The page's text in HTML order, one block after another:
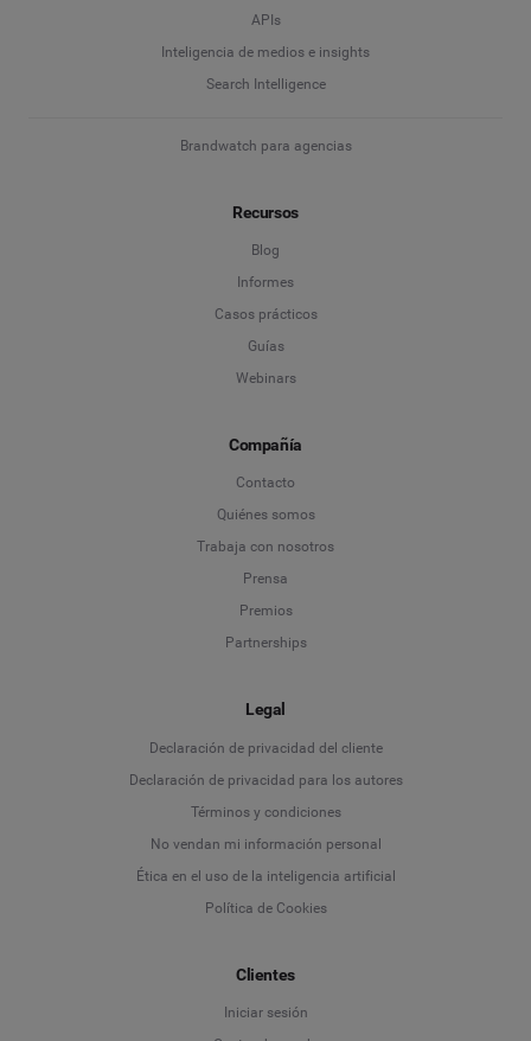
APIs
Inteligencia de medios e insights
Search Intelligence
Brandwatch para agencias
Recursos
Blog
Informes
Casos prácticos
Guías
Webinars
Compañía
Contacto
Quiénes somos
Trabaja con nosotros
Prensa
Premios
Partnerships
Legal
Declaración de privacidad del cliente
Declaración de privacidad para los autores
Términos y condiciones
No vendan mi información personal
Ética en el uso de la inteligencia artificial
Política de Cookies
Clientes
Iniciar sesión